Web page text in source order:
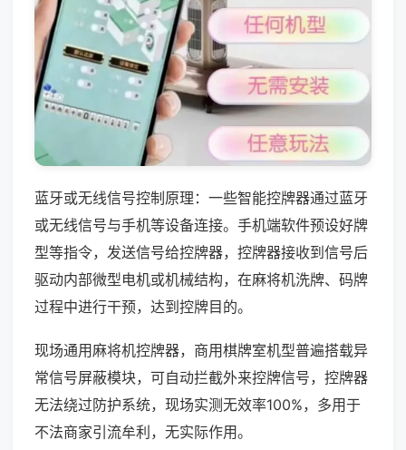
蓝牙或无线信号控制原理：一些智能控牌器通过蓝牙
或无线信号与手机等设备连接。手机端软件预设好牌
型等指令，发送信号给控牌器，控牌器接收到信号后
驱动内部微型电机或机械结构，在麻将机洗牌、码牌
过程中进行干预，达到控牌目的。
现场通用麻将机控牌器，商用棋牌室机型普遍搭载异
常信号屏蔽模块，可自动拦截外来控牌信号，控牌器
无法绕过防护系统，现场实测无效率100%，多用于
不法商家引流牟利，无实际作用。